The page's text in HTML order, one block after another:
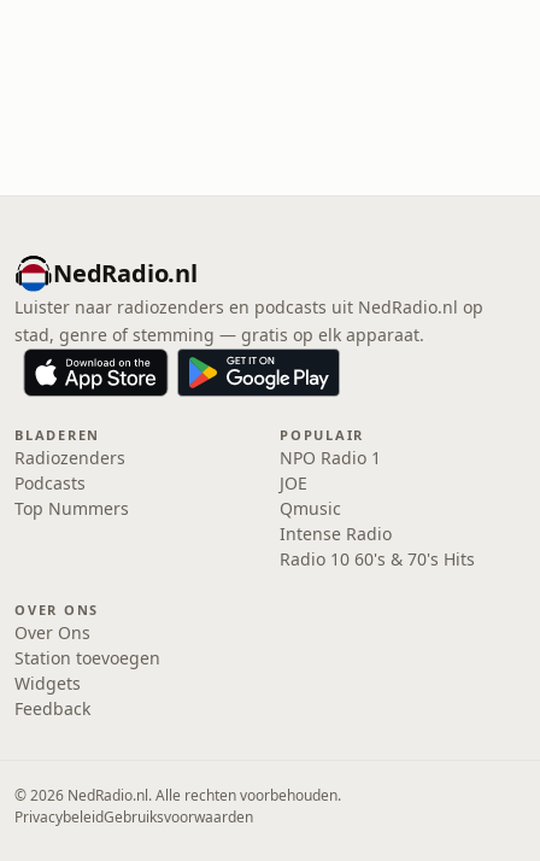
NedRadio.nl
Luister naar radiozenders en podcasts uit NedRadio.nl op
stad, genre of stemming — gratis op elk apparaat.
BLADEREN
Radiozenders
Podcasts
Top Nummers
POPULAIR
NPO Radio 1
JOE
Qmusic
Intense Radio
Radio 10 60's & 70's Hits
OVER ONS
Over Ons
Station toevoegen
Widgets
Feedback
© 2026 NedRadio.nl. Alle rechten voorbehouden.
PrivacybeleidGebruiksvoorwaarden